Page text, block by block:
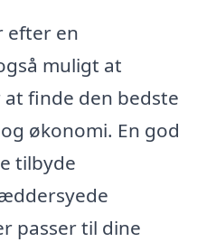
efter en
muligt at
finde den bedste
økonomi. En god
tilbyde
passer til dine